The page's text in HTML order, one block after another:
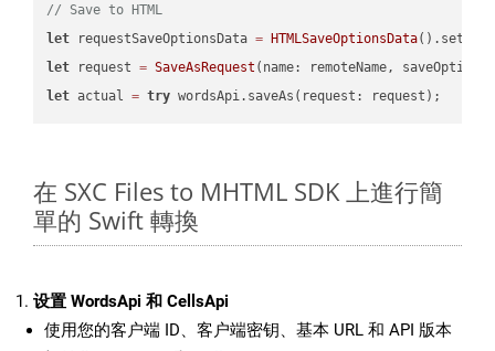
// Save to HTML
let requestSaveOptionsData = HTMLSaveOptionsData
let request = SaveAsRequest (name: remoteName,
let actual = try
在 SXC Files to MHTML SDK 上進行簡
單的 Swift 轉換
设置 WordsApi 和 CellsApi
使用您的客户端 ID、客户端密钥、基本 URL 和 API 版本